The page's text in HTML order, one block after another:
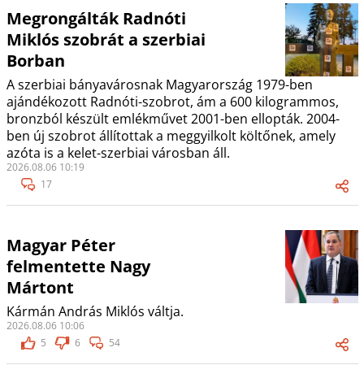
Megrongálták Radnóti
Miklós szobrát a szerbiai
Borban
A szerbiai bányavárosnak Magyarország 1979-ben
ajándékozott Radnóti-szobrot, ám a 600 kilogrammos,
bronzból készült emlékművet 2001-ben ellopták. 2004-
ben új szobrot állítottak a meggyilkolt költőnek, amely
azóta is a kelet-szerbiai városban áll.
2026.08.06 10:19
17
Magyar Péter
felmentette Nagy
Mártont
Kármán András Miklós váltja.
2026.08.06 10:06
5
6 54